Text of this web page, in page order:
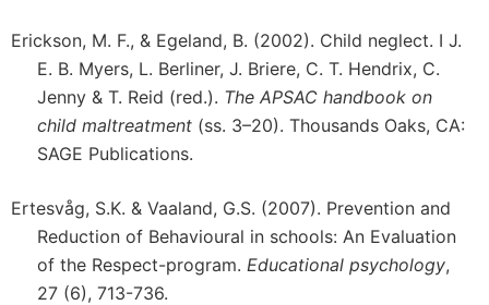
Erickson, M. F., & Egeland, B. (2002). Child neglect. I J.
E. B. Myers, L. Berliner, J. Briere, C. T. Hendrix, C.
Jenny & T. Reid (red.). The APSAC handbook on
child maltreatment (ss. 3–20). Thousands Oaks, CA:
SAGE Publications.
Ertesvåg, S.K. & Vaaland, G.S. (2007). Prevention and
Reduction of Behavioural in schools: An Evaluation
of the Respect-program. Educational psychology,
27 (6), 713-736.